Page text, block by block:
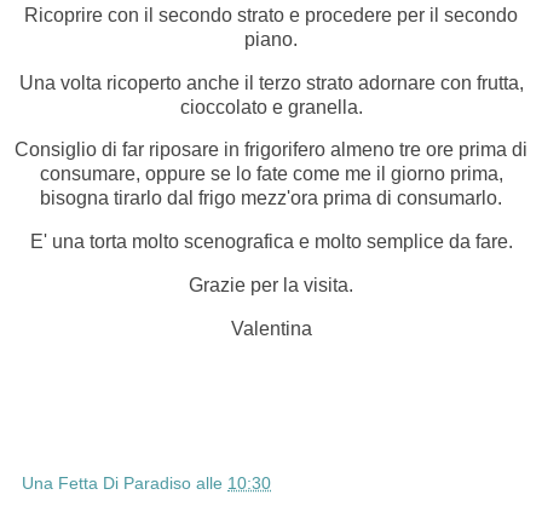
Ricoprire con il secondo strato e procedere per il secondo
piano.
Una volta ricoperto anche il terzo strato adornare con frutta,
cioccolato e granella.
Consiglio di far riposare in frigorifero almeno tre ore prima di
consumare, oppure se lo fate come me il giorno prima,
bisogna tirarlo dal frigo mezz'ora prima di consumarlo.
E' una torta molto scenografica e molto semplice da fare.
Grazie per la visita.
Valentina
Una Fetta Di Paradiso alle 10:30